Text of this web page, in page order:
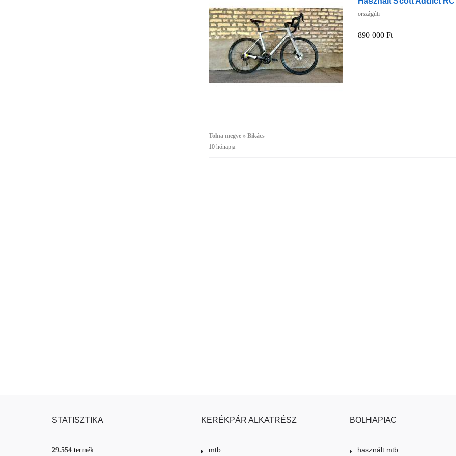
országúti
890 000 Ft
Tolna megye » Bikács
10 hónapja
STATISZTIKA
29.554 termék
KERÉKPÁR ALKATRÉSZ
mtb
BOLHAPIAC
használt mtb